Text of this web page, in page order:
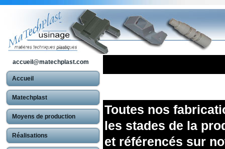
accueil@matechplast.com
Accueil
Matechplast
Moyens de production
Réalisations
Toutes nos
les stades de la
et référencés sur